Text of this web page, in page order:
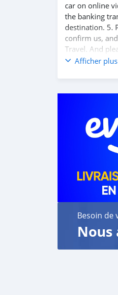
car on online
the banking
destination. 5.
confirm us,
Travel. And
customer
Afficher plus
Besoin de
Nous